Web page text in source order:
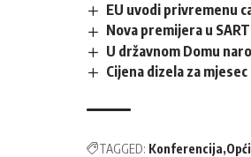
EU uvodi privremenu
Nova premijera u
U državnom Domu
Cijena dizela za mjesec
TAGGED: Konferencija